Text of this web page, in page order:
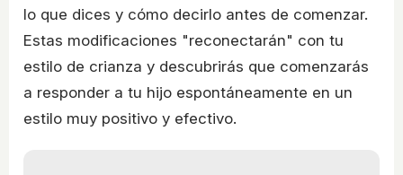
lo que dices y cómo decirlo antes de comenzar.
Estas modificaciones "reconectarán" con tu
estilo de crianza y descubrirás que comenzarás
a responder a tu hijo espontáneamente en un
estilo muy positivo y efectivo.